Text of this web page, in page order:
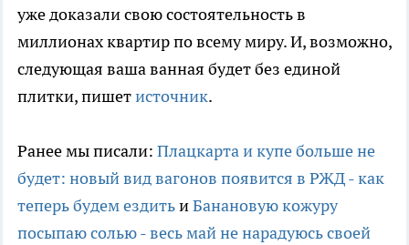
уже доказали свою состоятельность в
миллионах квартир по всему миру. И, возможно,
следующая ваша ванная будет без единой
плитки, пишетисточник.
Ранее мы писали: Плацкарта и купе больше не
будет: новый вид вагонов появится в РЖД - как
теперь будем ездитьиБанановую кожуру
посыпаю солью - весь май не нарадуюсь своей